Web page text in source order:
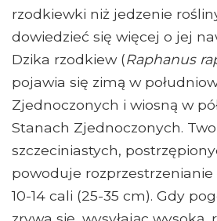
rzodkiewki niż jedzenie
dowiedzieć się więcej o jej
Dzika rzodkiew (Raphanus
pojawia się zimą w
Zjednoczonych i wiosną w
Stanach Zjednoczonych.
szczeciniastych,
powoduje rozprzestrzenianie
10-14 cali (25-35 cm). Gdy